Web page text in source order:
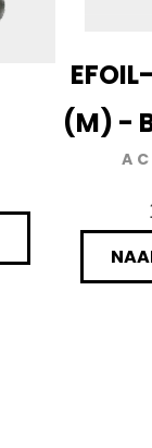
(M) -